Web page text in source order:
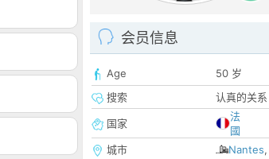
会员信息
Age
50 岁
搜索
认真的关系
国家
法
國
城市
Nantes,